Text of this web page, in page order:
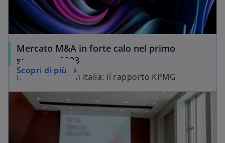
Mercato M&A in forte calo nel primo
semestre 2023
Mercato M&A in Italia: il rapporto KPMG
Scopri di più